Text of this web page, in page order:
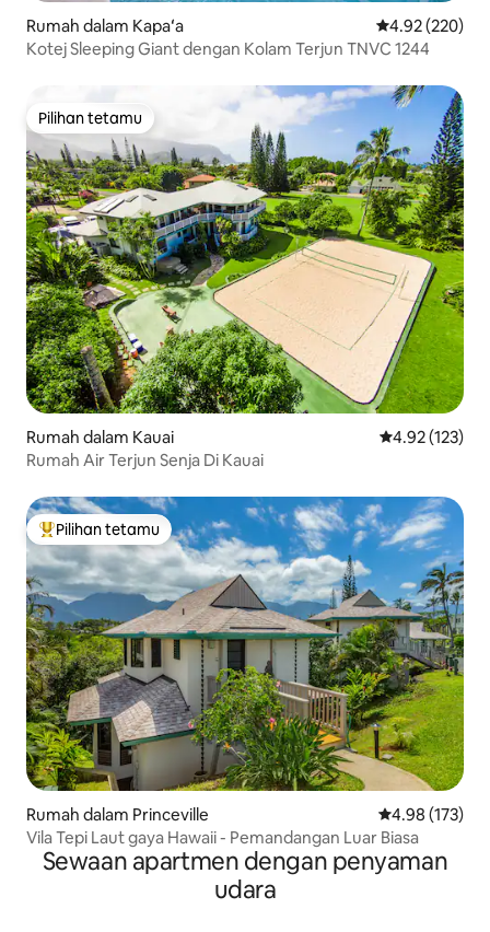
Rumah dalam Kapaʻa Penarafan
4.92 (220)
Kotej Sleeping Giant dengan Kolam Terjun TNVC 1244
Pilihan tetamu
Pilihan tetamu
Rumah dalam Kauai Penarafan
4.92 (123)
Rumah Air Terjun Senja Di Kauai
Pilihan utama tetamu
Pilihan tetamu
Rumah dalam Princeville Penarafan
4.98 (173)
Vila Tepi Laut gaya Hawaii - Pemandangan Luar Biasa
Sewaan apartmen dengan penyaman
udara